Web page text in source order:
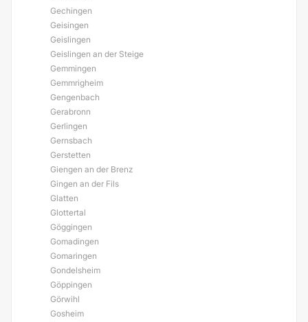
Gechingen
Geisingen
Geislingen
Geislingen an der Steige
Gemmingen
Gemmrigheim
Gengenbach
Gerabronn
Gerlingen
Gernsbach
Gerstetten
Giengen an der Brenz
Gingen an der Fils
Glatten
Glottertal
Göggingen
Gomadingen
Gomaringen
Gondelsheim
Göppingen
Görwihl
Gosheim